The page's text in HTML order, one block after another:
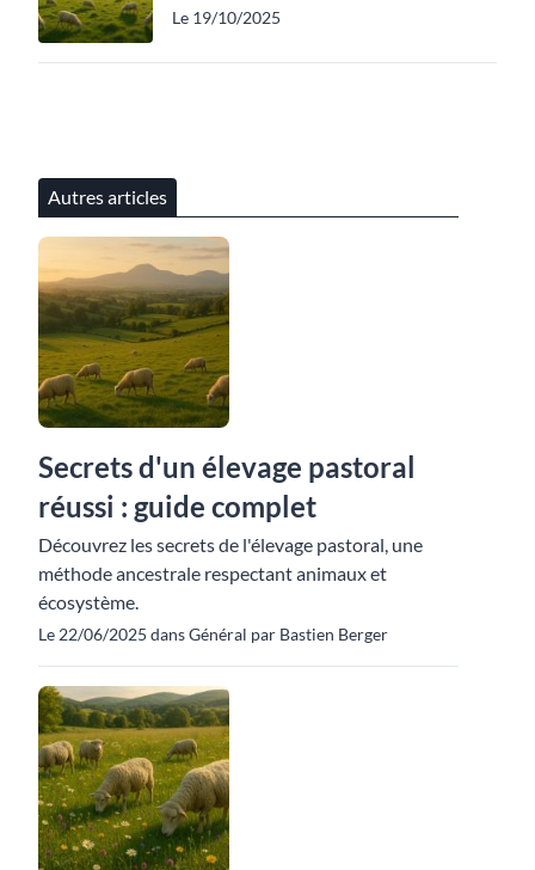
Le 19/10/2025
Autres articles
Secrets d'un élevage pastoral
réussi : guide complet
Découvrez les secrets de l'élevage pastoral, une
méthode ancestrale respectant animaux et
écosystème.
Le 22/06/2025 dans Général par Bastien Berger